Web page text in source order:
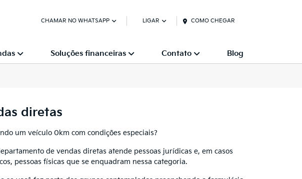
CHAMAR NO WHATSAPP LIGAR COMO CHEGAR
Soluções financeiras Contato Blog
diretas
um veículo 0km com condições especiais?
de vendas diretas atende pessoas jurídicas e, em casos
pessoas físicas que se enquadram nessa categoria.